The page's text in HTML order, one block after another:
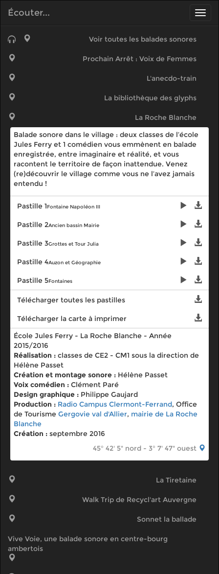
Écouter...
Voir toutes les balades sonores
Prochain Arrêt : Voix de Femmes
L'anecdo-train
La bibliothèque des glyphs
La Roche Blanche
Balade sonore dans le village : deux classes de l’école
Jules Ferry et 1 comédien vous emmènent en balade
enregistrée, entre imaginaire et réalité, et vous
racontent le territoire de façon inattendue. Venez
(re)découvrir le village comme vous ne l’avez jamais
entendu !
Pastille 1Fontaine Napoléon III
Pastille 2Ancien bassin Mairie
Pastille 3Grottes et Tour Julia
Pastille 4Auzon et Géographie
Pastille 5Fontaines
Télécharger toutes les pastilles
Télécharger la carte à imprimer
École Jules Ferry - La Roche Blanche - Année
2015/2016
Réalisation : classes de CE2 - CM1 sous la direction de
Hélène Passet
Création et montage sonore : Hélène Passet
Voix comédien : Clément Paré
Design graphique : Philippe Gaujard
Production : Radio Campus Clermont-Ferrand, Office
de Tourisme Gergovie val d'Allier, mairie de La Roche
Blanche
Création : septembre 2016
45° 42' 5" nord - 3° 7' 47" ouest
La Tiretaine
Walk Trip de Recycl'art Auvergne
Sonnet la ballade
Vive Voie, une balade sonore en centre-bourg
ambertois
SONO GRAPHIES
balades sonores